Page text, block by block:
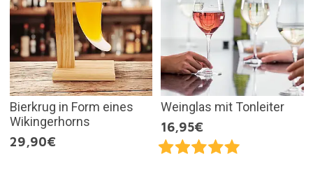
Bierkrug in Form eines
Wikingerhorns
29,90€
Weinglas mit Tonleiter
16,95€